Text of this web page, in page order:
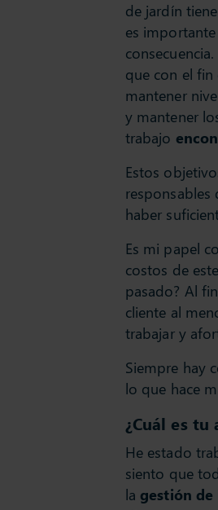
de jardín
es
que con el
mantener
y mantener
trabajo
Estos
responsables
haber
Es mi papel
costos de
pasado? Al
cliente al
trabajar y
Siempre hay
lo que hace
¿Cuál es
He estado
siento que
la gestión